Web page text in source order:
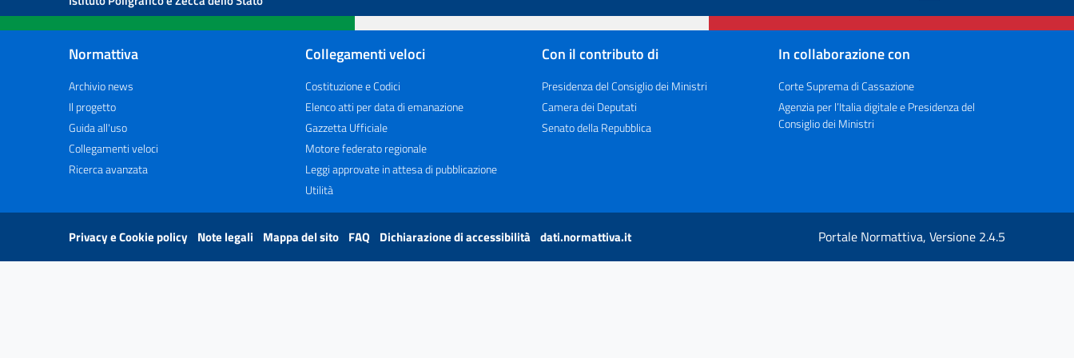
Normattiva
Archivio news
Il progetto
Guida all'uso
Collegamenti veloci
Ricerca avanzata
Collegamenti veloci
Costituzione e Codici
Elenco atti per data di emanazione
Gazzetta Ufficiale
Motore federato regionale
Leggi approvate in attesa di pubblicazione
Utilità
Con il contributo di
Presidenza del Consiglio dei Ministri
Camera dei Deputati
Senato della Repubblica
In collaborazione con
Corte Suprema di Cassazione
Agenzia per l’Italia digitale e Presidenza del
Consiglio dei Ministri
Privacy e Cookie policy Note legali Mappa del sito FAQ Dichiarazione di accessibilità dati.normattiva.it Portale Normattiva, Versione 2.4.5